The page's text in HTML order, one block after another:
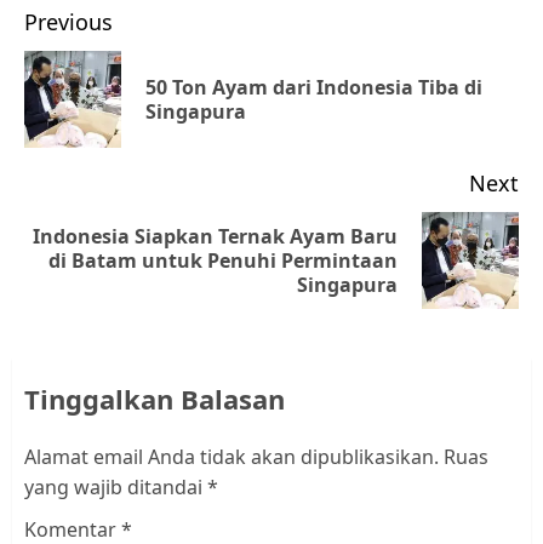
Post
navigation
Previous
50 Ton Ayam dari Indonesia Tiba di
Singapura
Next
Next
Indonesia Siapkan Ternak Ayam Baru
di Batam untuk Penuhi Permintaan
Singapura
Tinggalkan Balasan
Alamat email Anda tidak akan dipublikasikan. Ruas
yang wajib ditandai *
Komentar*